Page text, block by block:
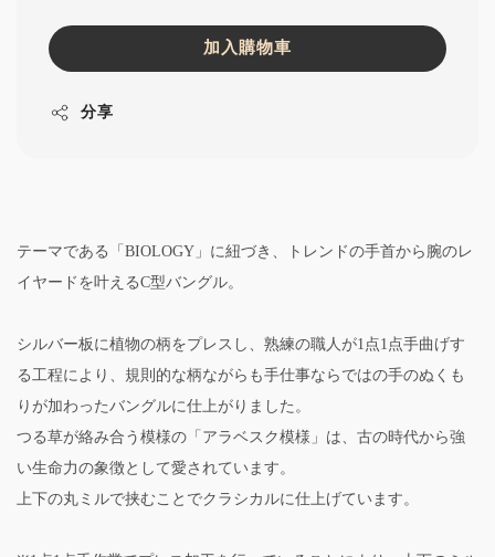
加入購物車
分享
テーマである「BIOLOGY」に紐づき、トレンドの手首から腕のレ
イヤードを叶えるC型バングル。
シルバー板に植物の柄をプレスし、熟練の職人が1点1点手曲げす
る工程により、規則的な柄ながらも手仕事ならではの手のぬくも
りが加わったバングルに仕上がりました。
つる草が絡み合う模様の「アラベスク模様」は、古の時代から強
い生命力の象徴として愛されています。
上下の丸ミルで挟むことでクラシカルに仕上げています。